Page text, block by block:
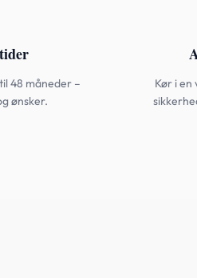
48 måneder –
ønsker.
Kør i en